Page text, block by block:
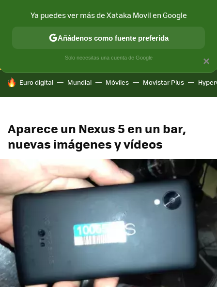
CONECTIVIDAD MÓVIL Y SOCIEDAD APLICACIONES
HOY SE HABLA DE
Euro digital Mundial Móviles Movistar Plus
Aparece un Nexus 5 en un bar,
nuevas imágenes y vídeos
×
Ya puedes ver más de Xataka Movil en Google
Añádenos como fuente preferida
Solo necesitas una cuenta de Google